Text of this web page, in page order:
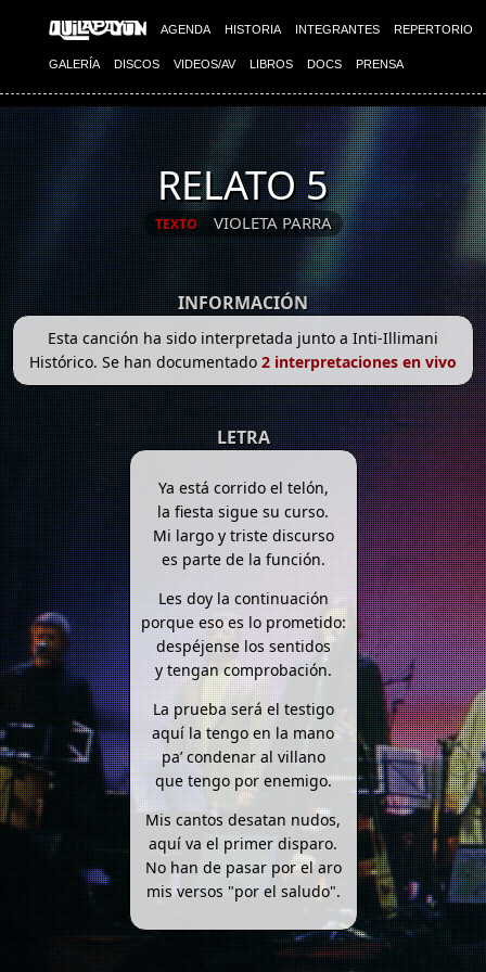
AGENDA HISTORIA INTEGRANTES REPERTORIO
GALERÍA DISCOS VIDEOS/AV LIBROS DOCS PRENSA
RELATO 5
TEXTO VIOLETA PARRA
INFORMACIÓN
Esta canción ha sido interpretada junto a Inti-Illimani
Histórico. Se han documentado 2 interpretaciones en vivo
LETRA
Ya está corrido el telón,
la fiesta sigue su curso.
Mi largo y triste discurso
es parte de la función.
Les doy la continuación
porque eso es lo prometido:
despéjense los sentidos
y tengan comprobación.
La prueba será el testigo
aquí la tengo en la mano
pa’ condenar al villano
que tengo por enemigo.
Mis cantos desatan nudos,
aquí va el primer disparo.
No han de pasar por el aro
mis versos "por el saludo".